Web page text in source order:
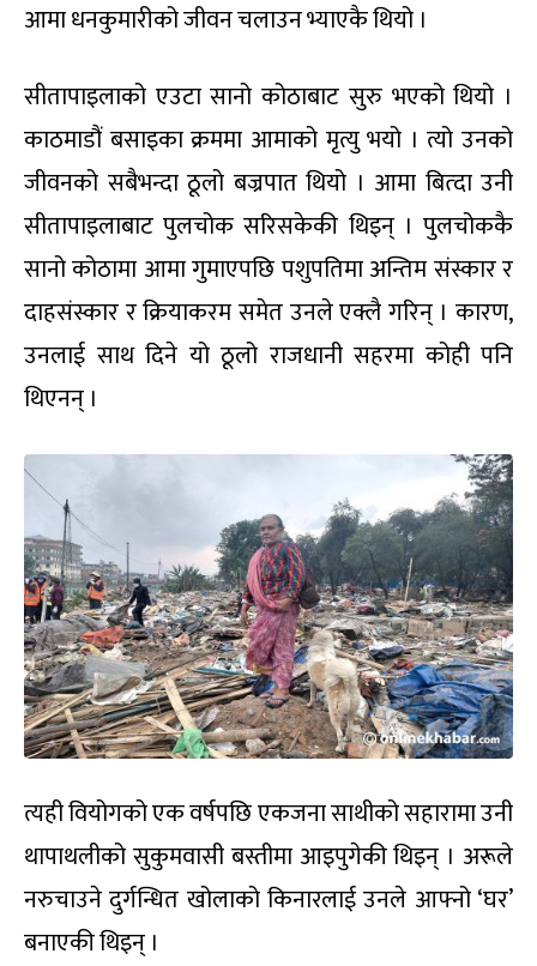
आमा धनकुमारीको जीवन चलाउन भ्याएकै थियो ।
सीतापाइलाको एउटा सानो कोठाबाट सुरु भएको थियो ।
काठमाडौं बसाइका क्रममा आमाको मृत्यु भयो । त्यो उनको
जीवनको सबैभन्दा ठूलो बज्रपात थियो । आमा बित्दा उनी
सीतापाइलाबाट पुलचोक सरिसकेकी थिइन् । पुलचोककै
सानो कोठामा आमा गुमाएपछि पशुपतिमा अन्तिम संस्कार र
दाहसंस्कार र क्रियाकरम समेत उनले एक्लै गरिन् । कारण,
उनलाई साथ दिने यो ठूलो राजधानी सहरमा कोही पनि
थिएनन् ।
त्यही वियोगको एक वर्षपछि एकजना साथीको सहारामा उनी
थापाथलीको सुकुमवासी बस्तीमा आइपुगेकी थिइन् । अरूले
नरुचाउने दुर्गन्धित खोलाको किनारलाई उनले आफ्नो ‘घर’
बनाएकी थिइन् ।